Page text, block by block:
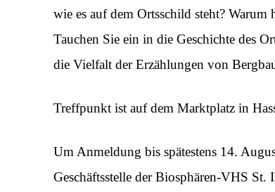
wie es auf dem Ortsschild steht? Warum
Tauchen Sie ein in die Geschichte des
die Vielfalt der Erzählungen von
Treffpunkt ist auf dem Marktplatz in
Um Anmeldung bis spätestens 14.
Geschäftsstelle der Biosphären-VHS